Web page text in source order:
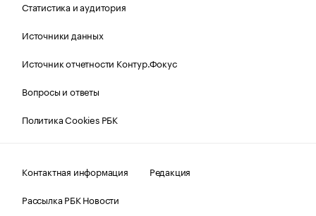
Статистика и аудитория
Источники данных
Источник отчетности Контур.Фокус
Вопросы и ответы
Политика Cookies РБК
Контактная информация
Редакция
Рассылка РБК Новости